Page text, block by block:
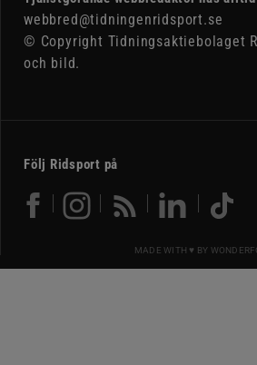
webbred@tidningenridsport.se
© Copyright Tidningsaktiebolaget
och bild.
Följ Ridsport på
MADE WITH ♥ BY